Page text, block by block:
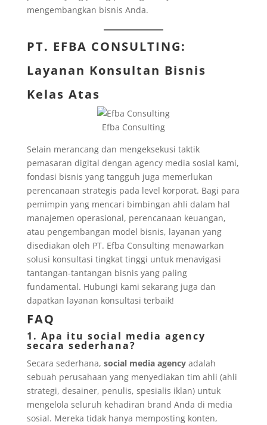
mengembangkan bisnis Anda.
PT. EFBA CONSULTING:
Layanan Konsultan Bisnis
Kelas Atas
Efba Consulting
Selain merancang dan mengeksekusi taktik
pemasaran digital dengan agency media sosial kami,
fondasi bisnis yang tangguh juga memerlukan
perencanaan strategis pada level korporat. Bagi para
pemimpin yang mencari bimbingan ahli dalam hal
manajemen operasional, perencanaan keuangan,
atau pengembangan model bisnis, layanan yang
disediakan oleh PT. Efba Consulting menawarkan
solusi konsultasi tingkat tinggi untuk menavigasi
tantangan-tantangan bisnis yang paling
fundamental. Hubungi kami sekarang juga dan
dapatkan layanan konsultasi terbaik!
FAQ
1. Apa itu social media agency
secara sederhana?
Secara sederhana, social media agencyadalah
sebuah perusahaan yang menyediakan tim ahli (ahli
strategi, desainer, penulis, spesialis iklan) untuk
mengelola seluruh kehadiran brand Anda di media
sosial. Mereka tidak hanya memposting konten,